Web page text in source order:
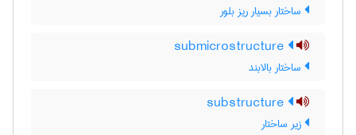
ساختار بسیار ریز بلور
ساختار بالابند
زیر ساختار